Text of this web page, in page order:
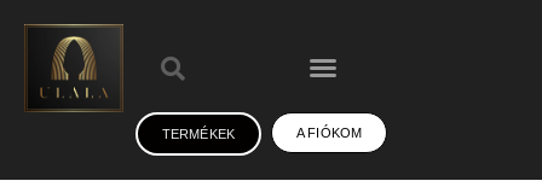
TERMÉKEK A FIÓKOM